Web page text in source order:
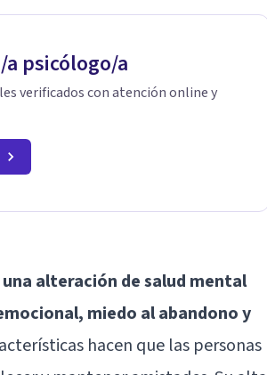
psicólogo/a
verificados con atención online y
una alteración de salud mental
miedo al abandono y
hacen que las personas